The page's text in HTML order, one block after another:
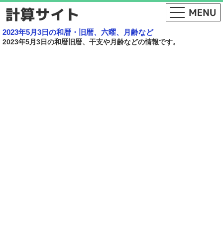
2023年5月3日の和暦・旧暦、六曜、月齢など
2023年5月3日の和暦旧暦、干支や月齢などの情報です。